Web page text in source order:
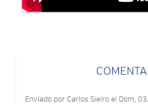
Enviado por Carlos Sieiroel Dom,